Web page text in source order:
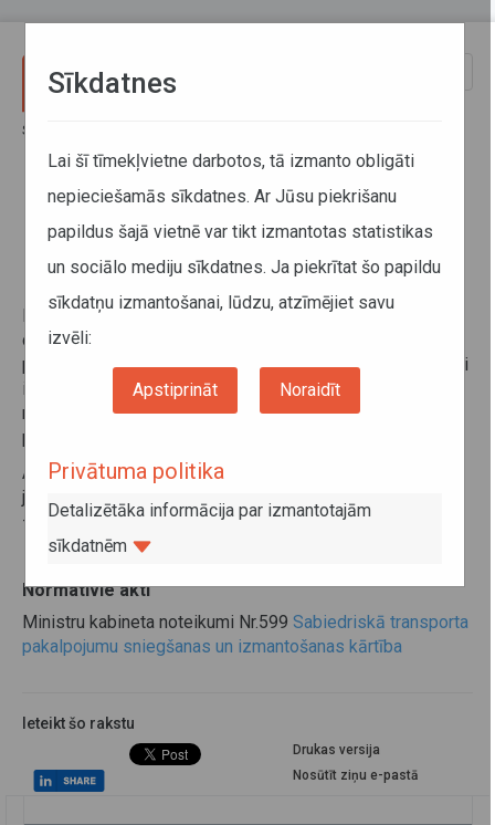
Sākums
Informācija par neveiktajiem pārvadājumiem
Informācija par neveiktajiem
pārvadājumiem
Pārvadātājiem, kuri ir noslēguši līgumu ar Autotransporta
direkciju par tiesībām nodrošināt regulāros pasažieru
pārvadājumus konkrētos maršrutos, ir jāiesniedz direkcijai
informācija par neizpildītajiem autobusu un vilcienu
reisiem. Šī informācija jāsniedz arī gadījumā, ja attiecīgajā
pārskata periodā neizpildīti reisi nav bijuši.
Attiecīgā informācija par katra mēneša rezultātiem
jāiesniedz 10 dienu laikā pēc pārskata perioda – mēneša
– beigām.
Normatīvie akti
Ministru kabineta noteikumi Nr.599 Sabiedriskā transporta
pakalpojumu sniegšanas un izmantošanas kārtība
Ieteikt šo rakstu
Drukas versija
Nosūtīt ziņu e-pastā
Sīkdatnes
Lai šī tīmekļvietne darbotos, tā izmanto obligāti
nepieciešamās sīkdatnes. Ar Jūsu piekrišanu
papildus šajā vietnē var tikt izmantotas statistikas
un sociālo mediju sīkdatnes. Ja piekrītat šo papildu
sīkdatņu izmantošanai, lūdzu, atzīmējiet savu
izvēli:
Apstiprināt Noraidīt
Privātuma politika
Detalizētāka informācija par izmantotajām
sīkdatnēm